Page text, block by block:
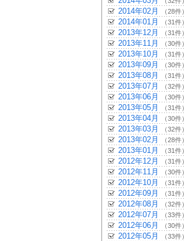
2014年02月 （28件）
2014年01月 （31件）
2013年12月 （31件）
2013年11月 （30件）
2013年10月 （31件）
2013年09月 （30件）
2013年08月 （31件）
2013年07月 （32件）
2013年06月 （30件）
2013年05月 （31件）
2013年04月 （30件）
2013年03月 （32件）
2013年02月 （28件）
2013年01月 （31件）
2012年12月 （31件）
2012年11月 （30件）
2012年10月 （31件）
2012年09月 （31件）
2012年08月 （32件）
2012年07月 （33件）
2012年06月 （30件）
2012年05月 （33件）